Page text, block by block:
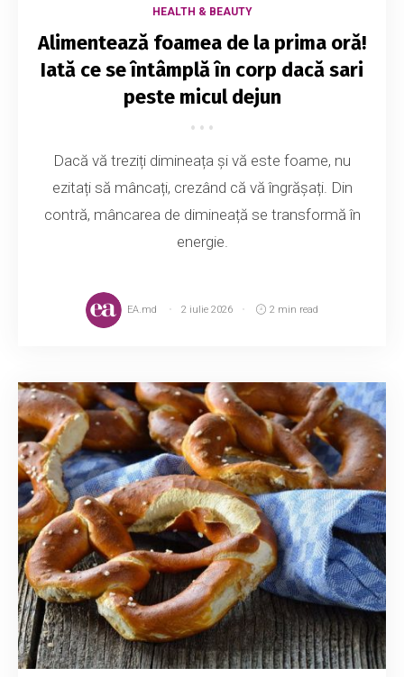
HEALTH & BEAUTY
Alimentează foamea de la prima oră!
Iată ce se întâmplă în corp dacă sari
peste micul dejun
Dacă vă treziți dimineața și vă este foame, nu
ezitați să mâncați, crezând că vă îngrășați. Din
contră, mâncarea de dimineață se transformă în
energie.
EA.md 2 iulie 2026 2 min read